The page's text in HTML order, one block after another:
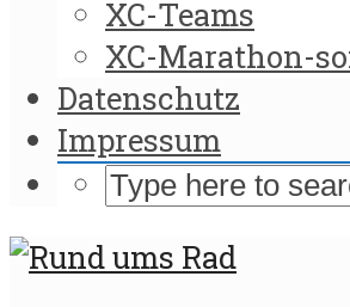
XC-Teams
XC-Marathon-
Datenschutz
Impressum